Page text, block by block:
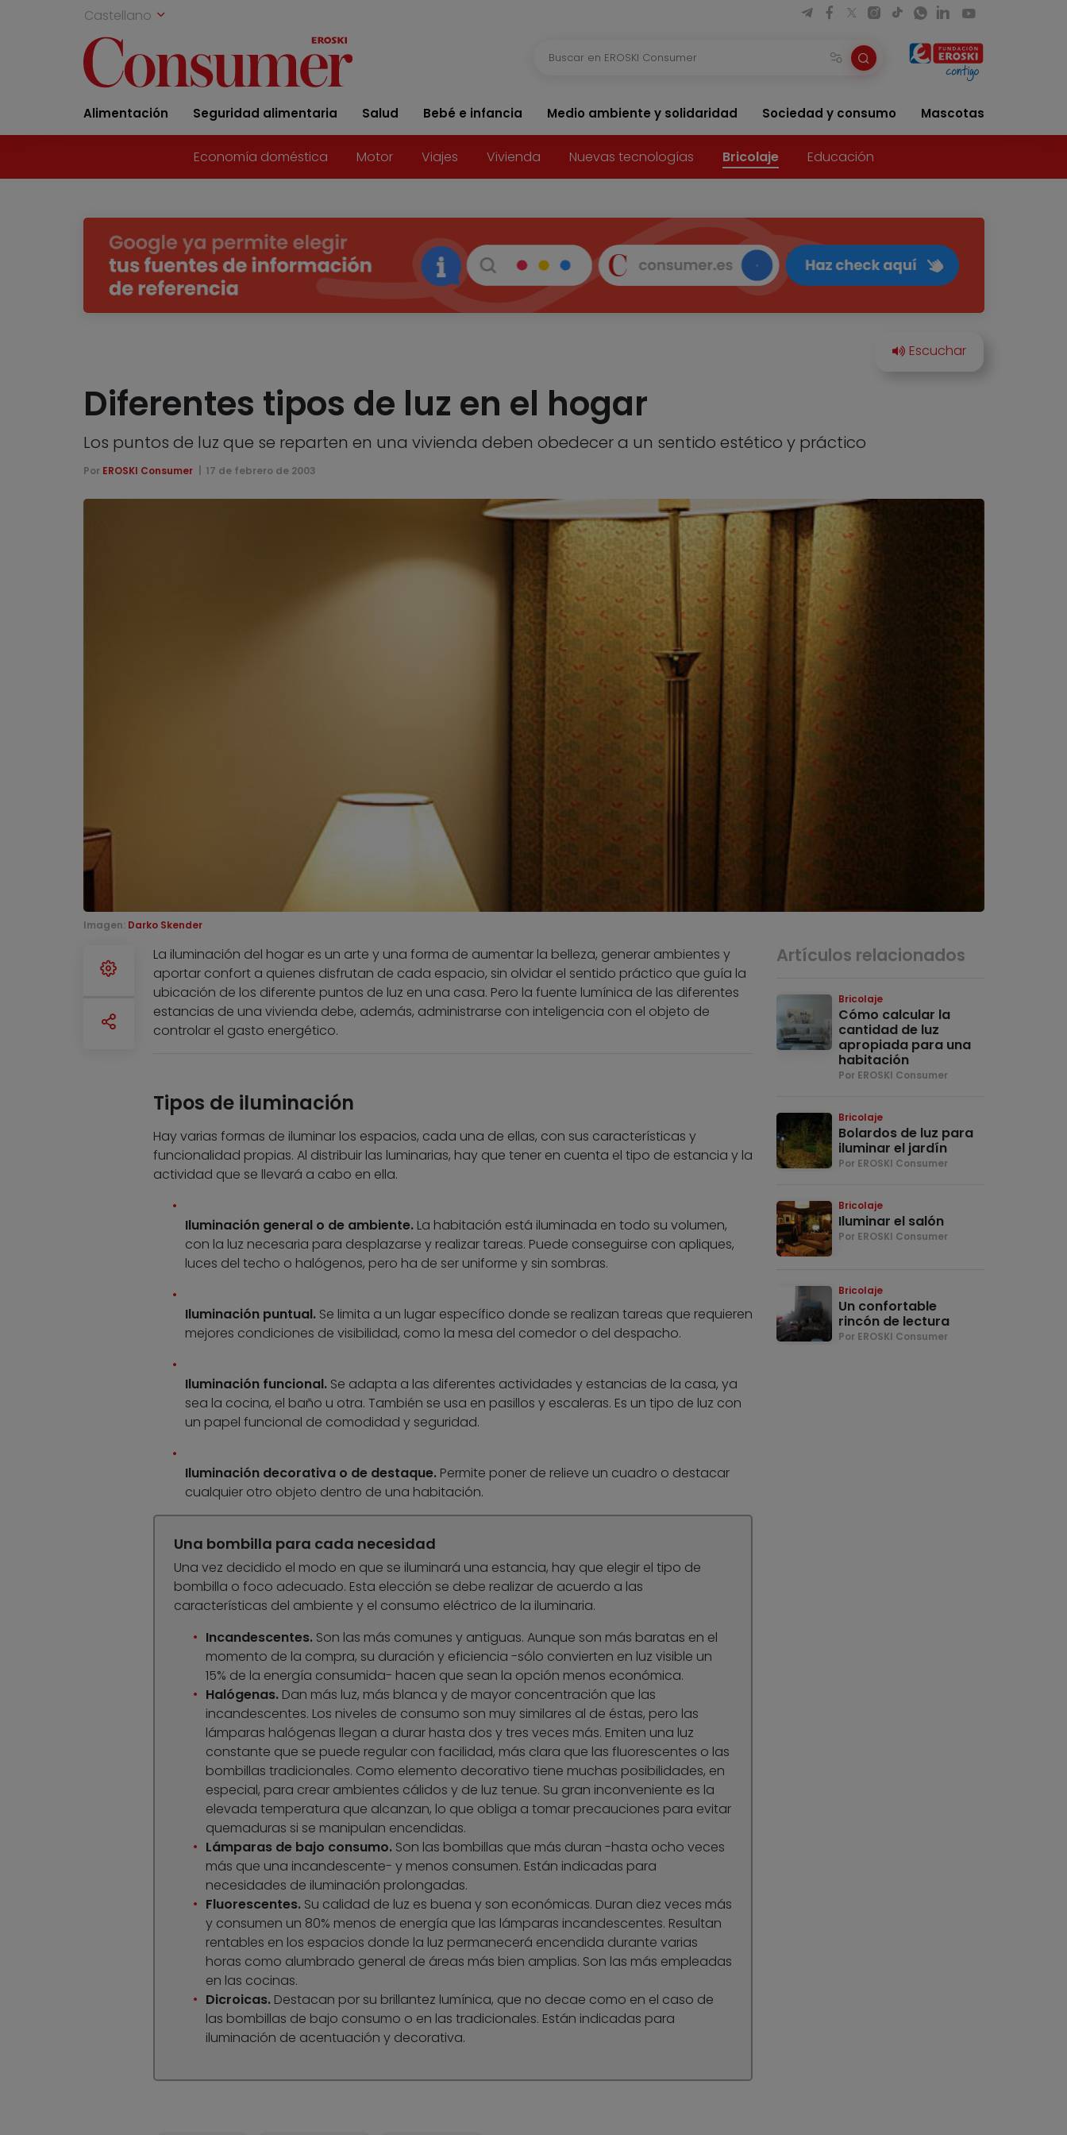
Castellano
Alimentación Seguridad alimentaria Salud Bebé e infancia Medio ambiente y solidaridad Sociedad y consumo Mascotas
Economía doméstica Motor Viajes Vivienda Nuevas tecnologías Bricolaje Educación
Diferentes tipos de luz en el hogar
Los puntos de luz que se reparten en una vivienda deben obedecer a un sentido estético y práctico
Por EROSKI Consumer 17 de febrero de 2003
Imagen: Darko Skender
La iluminación del hogar es un arte y una forma de aumentar la belleza, generar ambientes y
aportar confort a quienes disfrutan de cada espacio, sin olvidar el sentido práctico que guía la
ubicación de los diferente puntos de luz en una casa. Pero la fuente lumínica de las diferentes
estancias de una vivienda debe, además, administrarse con inteligencia con el objeto de
controlar el gasto energético.
Tipos de iluminación
Hay varias formas de iluminar los espacios, cada una de ellas, con sus características y
funcionalidad propias. Al distribuir las luminarias, hay que tener en cuenta el tipo de estancia y la
actividad que se llevará a cabo en ella.
Iluminación general o de ambiente.La habitación está iluminada en todo su volumen,
con la luz necesaria para desplazarse y realizar tareas. Puede conseguirse con apliques,
luces del techo o halógenos, pero ha de ser uniforme y sin sombras.
Iluminación puntual. Se limita a un lugar específico donde se realizan tareas que requieren
mejores condiciones de visibilidad, como la mesa del comedor o del despacho.
Iluminación funcional. Se adapta a las diferentes actividades y estancias de la casa, ya
sea la cocina, el baño u otra. También se usa en pasillos y escaleras. Es un tipo de luz con
un papel funcional de comodidad y seguridad.
Iluminación decorativa o de destaque. Permite poner de relieve un cuadro o destacar
cualquier otro objeto dentro de una habitación.
Una bombilla para cada necesidad
Una vez decidido el modo en que se iluminará una estancia, hay que elegir el tipo de
bombilla o foco adecuado. Esta elección se debe realizar de acuerdo a las
características del ambiente y el consumo eléctrico de la iluminaria.
Incandescentes. Son las más comunes y antiguas. Aunque son más baratas en el
momento de la compra, su duración y eficiencia -sólo convierten en luz visible un
15% de la energía consumida- hacen que sean la opción menos económica.
Halógenas.Dan más luz, más blanca y de mayor concentración que las
incandescentes. Los niveles de consumo son muy similares al de éstas, pero las
lámparas halógenas llegan a durar hasta dos y tres veces más. Emiten una luz
constante que se puede regular con facilidad, más clara que las fluorescentes o las
bombillas tradicionales. Como elemento decorativo tiene muchas posibilidades, en
especial, para crear ambientes cálidos y de luz tenue. Su gran inconveniente es la
elevada temperatura que alcanzan, lo que obliga a tomar precauciones para evitar
quemaduras si se manipulan encendidas.
Lámparas de bajo consumo. Son las bombillas que más duran -hasta ocho veces
más que una incandescente- y menos consumen. Están indicadas para
necesidades de iluminación prolongadas.
Fluorescentes. Su calidad de luz es buena y son económicas. Duran diez veces más
y consumen un 80% menos de energía que las lámparas incandescentes. Resultan
rentables en los espacios donde la luz permanecerá encendida durante varias
horas como alumbrado general de áreas más bien amplias. Son las más empleadas
en las cocinas.
Dicroicas. Destacan por su brillantez lumínica, que no decae como en el caso de
las bombillas de bajo consumo o en las tradicionales. Están indicadas para
iluminación de acentuación y decorativa.
Artículos relacionados
Bricolaje
Cómo calcular la
cantidad de luz
apropiada para una
habitación
Por EROSKI Consumer
Bricolaje
Bolardos de luz para
iluminar el jardín
Por EROSKI Consumer
Bricolaje
Iluminar el salón
Por EROSKI Consumer
Bricolaje
Un confortable
rincón de lectura
Por EROSKI Consumer